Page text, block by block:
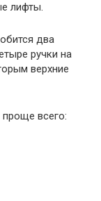
лифты.
два
ручки на
верхние
проще всего: